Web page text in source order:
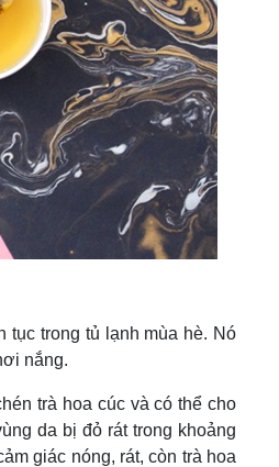
tục trong tủ lạnh mùa hè. Nó
nắng.
trà hoa cúc và có thể cho
da bị đỏ rát trong khoảng
giác nóng, rát, còn trà hoa